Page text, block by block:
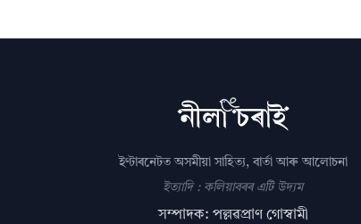
ইণ্টাৰনেটত অসমীয়া সাহিত্য, বাৰ্তা আৰু আলোচনা
ইত্যাদি : কলিয়াবৰৰ এটি উদ্যম
সম্পাদক: পল্লৱপ্ৰাণ গোস্বামী